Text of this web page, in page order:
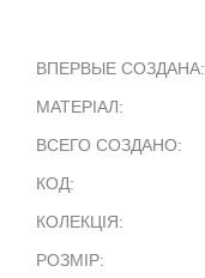
ВПЕРВЫЕ СОЗДАНА:
МАТЕРІАЛ:
ВСЕГО СОЗДАНО:
КОД:
КОЛЕКЦІЯ:
РОЗМІР: